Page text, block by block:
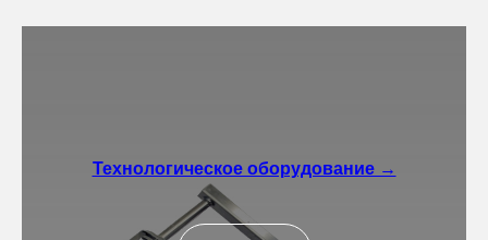
Технологическое оборудование →